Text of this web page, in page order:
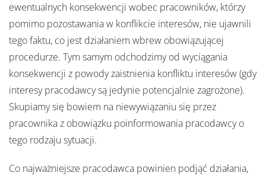
ewentualnych konsekwencji wobec pracowników, którzy
pomimo pozostawania w konflikcie interesów, nie ujawnili
tego faktu, co jest działaniem wbrew obowiązującej
procedurze. Tym samym odchodzimy od wyciągania
konsekwencji z powody zaistnienia konfliktu interesów (gdy
interesy pracodawcy są jedynie potencjalnie zagrożone).
Skupiamy się bowiem na niewywiązaniu się przez
pracownika z obowiązku poinformowania pracodawcy o
tego rodzaju sytuacji.
Co najważniejsze pracodawca powinien podjąć działania,